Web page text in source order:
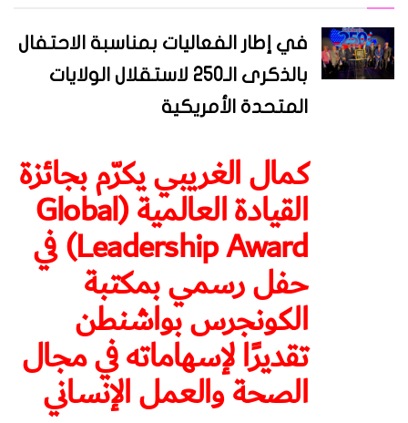
في إطار الفعاليات بمناسبة الاحتفال
بالذكرى الـ250 لاستقلال الولايات
المتحدة الأمريكية
كمال الغريبي يكرّم بجائزة
القيادة العالمية (Global
Leadership Award) في
حفل رسمي بمكتبة
الكونجرس بواشنطن
تقديرًا لإسهاماته في مجال
الصحة والعمل الإنساني